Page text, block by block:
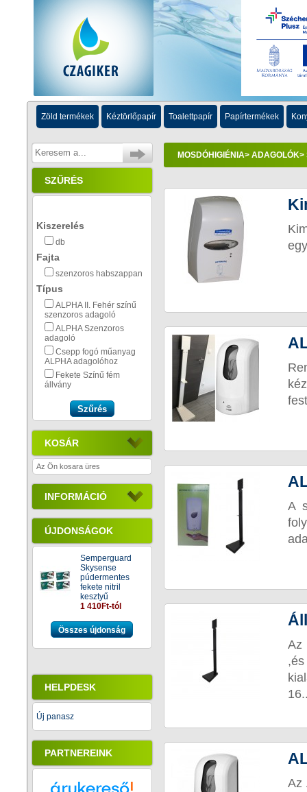
Zöld termékek Kéztörlőpapír Toalettpapír Papírtermékek
SZŰRÉS
Kiszerelés
db
Fajta
szenzoros habszappan
Típus
ALPHA II. Fehér színű
szenzoros adagoló
ALPHA Szenzoros
adagoló
Csepp fogó műanyag
ALPHA adagolóhoz
Fekete Színű fém
állvány
KOSÁR
Az Ön kosara üres
INFORMÁCIÓ
ÚJDONSÁGOK
Semperguard
Skysense
púdermentes
fekete nitril
kesztyű
1 410Ft-tól
Összes újdonság
HELPDESK
Új panasz
PARTNEREINK
MOSDÓHIGIÉNIA> ADAGOLÓK>
A
Az
Az